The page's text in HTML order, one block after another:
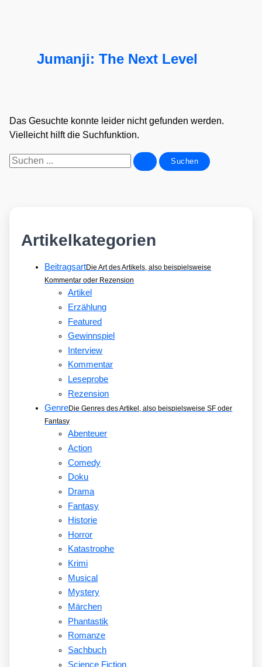
Jumanji: The Next Level
Das Gesuchte konnte leider nicht gefunden werden.
Vielleicht hilft die Suchfunktion.
Suchen
Artikelkategorien
BeitragsartDie Art des Artikels, also beispielsweise
Kommentar oder Rezension
Artikel
Erzählung
Featured
Gewinnspiel
Interview
Kommentar
Leseprobe
Rezension
GenreDie Genres des Artikel, also beispielsweise SF oder
Fantasy
Abenteuer
Action
Comedy
Doku
Drama
Fantasy
Historie
Horror
Katastrophe
Krimi
Musical
Mystery
Märchen
Phantastik
Romanze
Sachbuch
Science Fiction